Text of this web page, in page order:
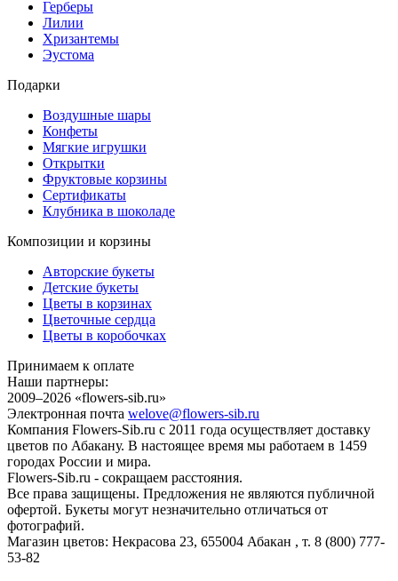
Герберы
Лилии
Хризантемы
Эустома
Подарки
Воздушные шары
Конфеты
Мягкие игрушки
Открытки
Фруктовые корзины
Сертификаты
Клубника в шоколаде
Композиции и корзины
Авторские букеты
Детские букеты
Цветы в корзинах
Цветочные сердца
Цветы в коробочках
Принимаем к оплате
Наши партнеры:
2009–2026 «flowers-sib.ru»
Электронная почта welove@flowers-sib.ru
Компания Flowers-Sib.ru с 2011 года осуществляет доставку
цветов по Абакану. В настоящее время мы работаем в 1459
городах России и мира.
Flowers-Sib.ru - сокращаем расстояния.
Все права защищены. Предложения не являются публичной
офертой. Букеты могут незначительно отличаться от
фотографий.
Магазин цветов: Некрасова 23, 655004 Абакан , т. 8 (800) 777-
53-82